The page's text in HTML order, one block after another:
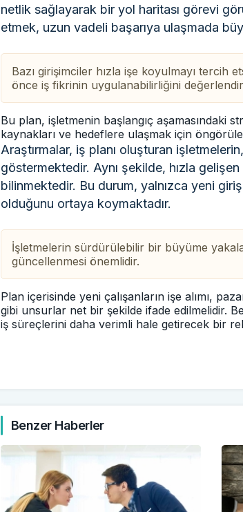
netlik sağlayarak bir yol haritası görevi
etmek, uzun vadeli başarıya ulaşmada
Bazı girişimciler hızla işe koyulmayı tercih
önce iş fikrinin uygulanabilirliğini
Bu plan, işletmenin başlangıç aşamasındaki
kaynakları ve hedeflere ulaşmak için
Araştırmalar, iş planı oluşturan
göstermektedir. Aynı şekilde, hızla
bilinmektedir. Bu durum, yalnızca yeni
olduğunu ortaya koymaktadır.
İşletmelerin sürdürülebilir bir büyüme
güncellenmesi önemlidir.
Plan içerisinde yeni çalışanların işe alımı,
gibi unsurlar net bir şekilde ifade edilmelidir.
iş süreçlerini daha verimli hale getirecek bir
Benzer Haberler